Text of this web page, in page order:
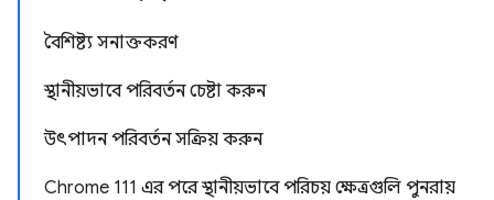
বৈশিষ্ট্য সনাক্তকরণ
স্থানীয়ভাবে পরিবর্তন চেষ্টা করুন
উৎপাদন পরিবর্তন সক্রিয় করুন
Chrome 111 এর পরে স্থানীয়ভাবে পরিচয় ক্ষেত্রগুলি পুনরায়